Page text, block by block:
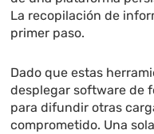
La recopilación de
primer paso.
Dado que estas
desplegar software de
para difundir otras
comprometido. Una